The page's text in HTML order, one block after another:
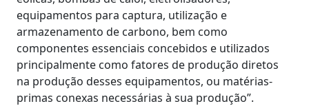
equipamentos para captura, utilização e
armazenamento de carbono, bem como
componentes essenciais concebidos e utilizados
principalmente como fatores de produção diretos
na produção desses equipamentos, ou matérias-
primas conexas necessárias à sua produção”.